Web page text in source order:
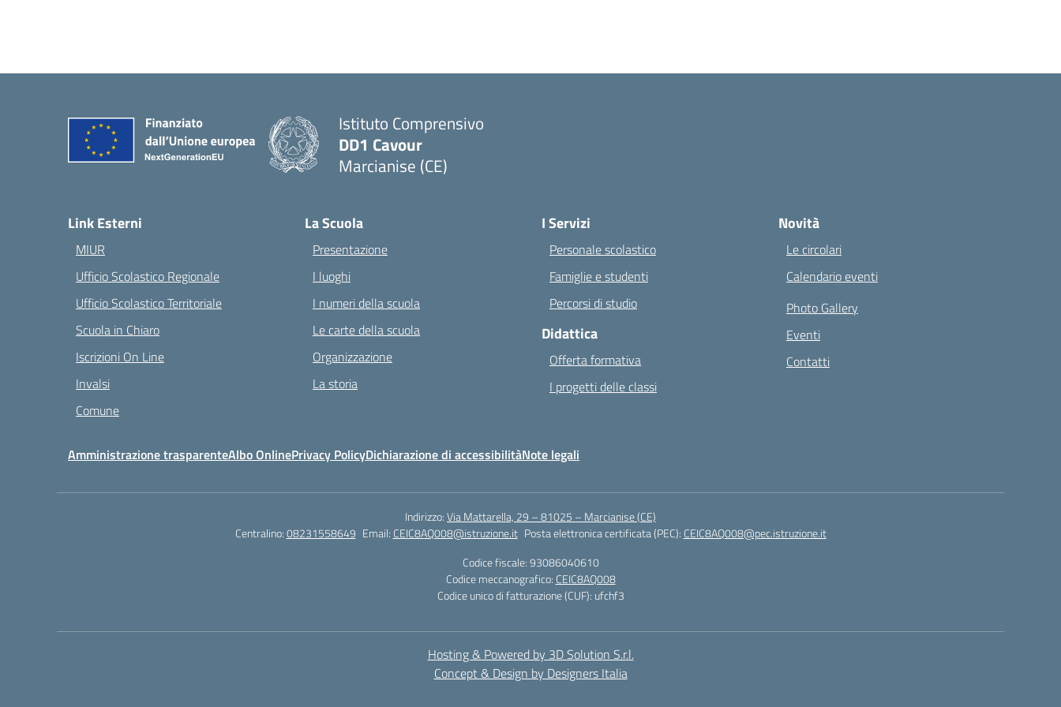
Istituto Comprensivo
DD1 Cavour
Marcianise (CE)
Link Esterni
MIUR
Ufficio Scolastico Regionale
Ufficio Scolastico Territoriale
Scuola in Chiaro
Iscrizioni On Line
Invalsi
Comune
La Scuola
Presentazione
I luoghi
I numeri della scuola
Le carte della scuola
Organizzazione
La storia
I Servizi
Personale scolastico
Famiglie e studenti
Percorsi di studio
Didattica
Offerta formativa
I progetti delle classi
Novità
Le circolari
Calendario eventi
Photo Gallery
Eventi
Contatti
Amministrazione trasparenteAlbo OnlinePrivacy PolicyDichiarazione di accessibilitàNote legali
Indirizzo:Via Mattarella, 29 – 81025 – Marcianise (CE)
Centralino:08231558649 Email: CEIC8AQ008@istruzione.it Posta elettronica certificata (PEC): CEIC8AQ008@pec.istruzione.it
Codice fiscale: 93086040610
Codice meccanografico: CEIC8AQ008
Codice unico di fatturazione (CUF): ufchf3
Hosting & Powered by 3D Solution S.r.l.
Concept & Design by Designers Italia